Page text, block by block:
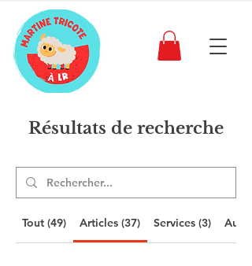
Résultats de recherche
Tout (49) Articles (37) Services (3)